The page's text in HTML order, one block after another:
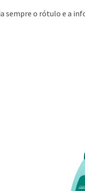
sempre o rótulo e a